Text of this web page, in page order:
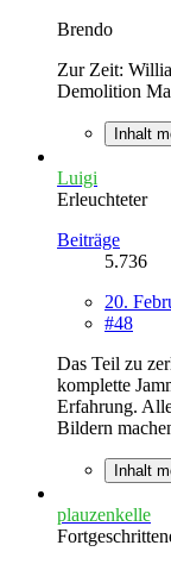
Brendo
Zur Zeit:
Demolition
Inhalt
Luigi
Erleuchteter
Beiträge
5.736
20.
#48
Das Teil zu
komplette
Erfahrung.
Bildern
Inhalt
plauzenkelle